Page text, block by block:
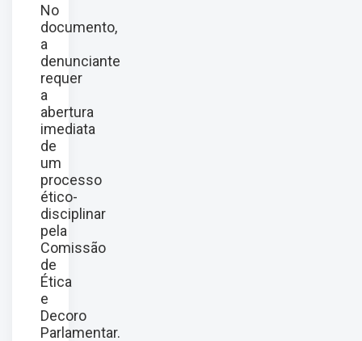
No
documento,
a
denunciante
requer
a
abertura
imediata
de
um
processo
ético-
disciplinar
pela
Comissão
de
Ética
e
Decoro
Parlamentar.